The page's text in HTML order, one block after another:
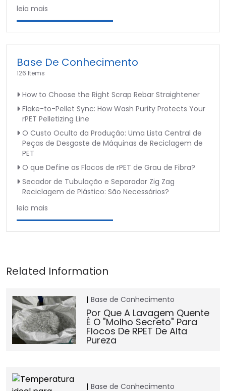
leia mais
Base De Conhecimento
126 Items
How to Choose the Right Scrap Rebar Straightener
Flake-to-Pellet Sync: How Wash Purity Protects Your
rPET Pelletizing Line
O Custo Oculto da Produção: Uma Lista Central de
Peças de Desgaste de Máquinas de Reciclagem de
PET
O que Define as Flocos de rPET de Grau de Fibra?
Secador de Tubulação e Separador Zig Zag
Reciclagem de Plástico: São Necessários?
leia mais
Base de Conhecimento
Por Que A Lavagem Quente
É O "Molho Secreto" Para
Flocos De RPET De Alta
Pureza
Base de Conhecimento